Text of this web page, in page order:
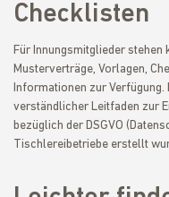
Checklisten
Für Innungsmitglieder
Musterverträge, Vorlagen,
Informationen zur Verfügung.
verständlicher Leitfaden zur
bezüglich der DSGVO
Tischlereibetriebe erstellt